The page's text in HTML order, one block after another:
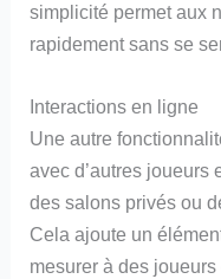
simplicité permet aux
rapidement sans se
Interactions en ligne
Une autre
avec d’autres joueurs
des salons privés ou
Cela ajoute un
mesurer à des